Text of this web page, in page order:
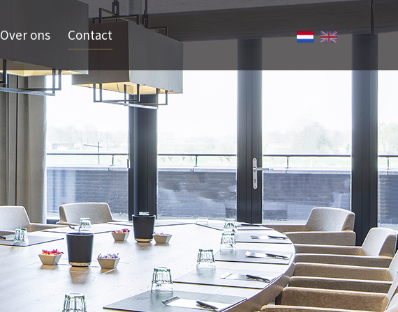
Over ons Contact